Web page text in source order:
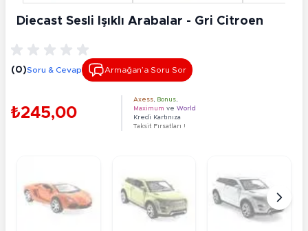
Diecast Sesli Işıklı Arabalar - Gri Citroen
(0)Soru & Cevap Armağan’a Soru Sor
₺245,00
Axess Bonus
Maximum ve World
Kredi Kartınıza
Taksit Fırsatları !